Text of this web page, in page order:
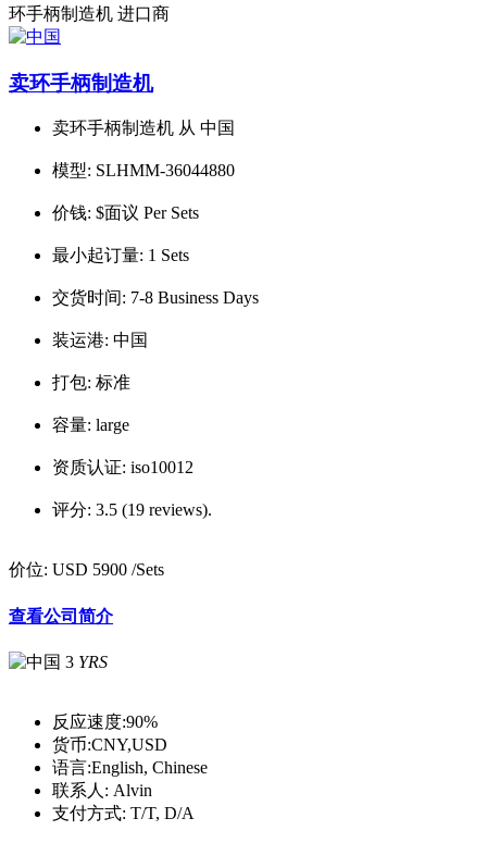
环手柄制造机 进口商
卖环手柄制造机
卖环手柄制造机 从 中国
模型: SLHMM-36044880
价钱: $面议 Per Sets
最小起订量: 1 Sets
交货时间: 7-8 Business Days
装运港: 中国
打包: 标准
容量: large
资质认证: iso10012
评分: 3.5 (19 reviews).
价位: USD 5900 /Sets
查看公司简介
3 YRS
反应速度:90%
货币:CNY,USD
语言:English, Chinese
联系人: Alvin
支付方式: T/T, D/A